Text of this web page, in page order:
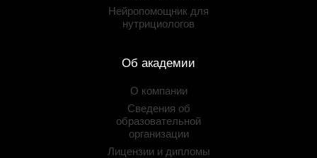
Нейропомощник для
нутрициологов
Об академии
О компании
Сведения об
образовательной
организации
Лицензии и дипломы